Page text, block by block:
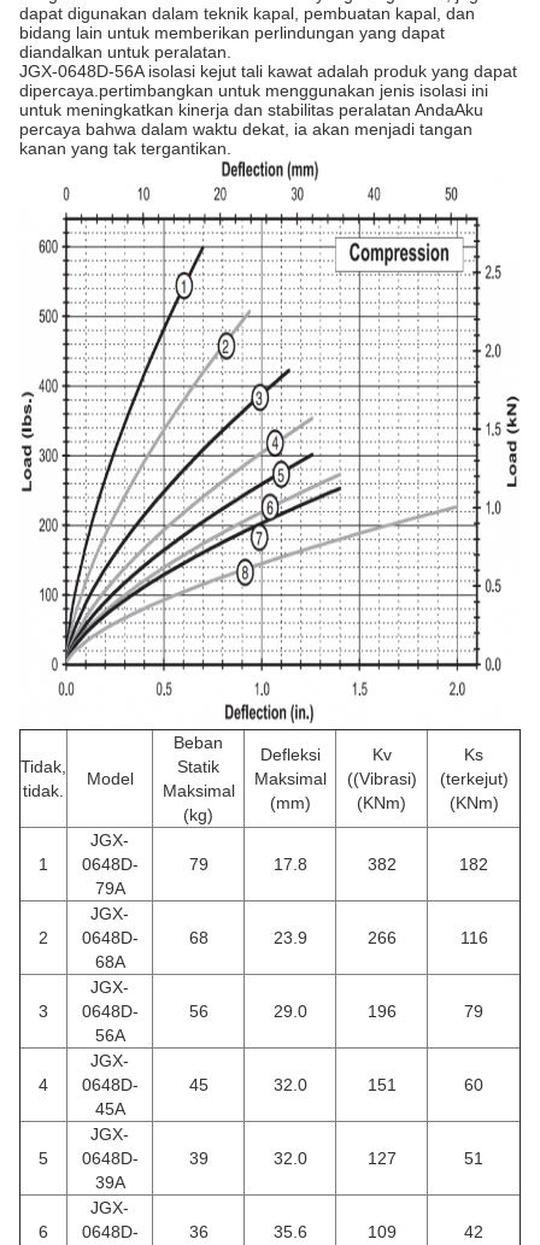
dapat digunakan dalam teknik kapal, pembuatan kapal, dan
bidang lain untuk memberikan perlindungan yang dapat
diandalkan untuk peralatan.
JGX-0648D-56A isolasi kejut tali kawat adalah produk yang dapat
dipercaya.pertimbangkan untuk menggunakan jenis isolasi ini
untuk meningkatkan kinerja dan stabilitas peralatan AndaAku
percaya bahwa dalam waktu dekat, ia akan menjadi tangan
kanan yang tak tergantikan.
Tidak,
tidak.
Model
Beban
Statik
Maksimal
(kg)
Defleksi
Maksimal
(mm)
Kv
((Vibrasi)
(KNm)
Ks
(terkejut)
(KNm)
1
JGX-
0648D-
79A
79 17.8 382 182
2
JGX-
0648D-
68A
68 23.9 266 116
3
JGX-
0648D-
56A
56 29.0 196 79
4
JGX-
0648D-
45A
45 32.0 151 60
5
JGX-
0648D-
39A
39 32.0 127 51
6
JGX-
0648D-
36 35.6 109 42